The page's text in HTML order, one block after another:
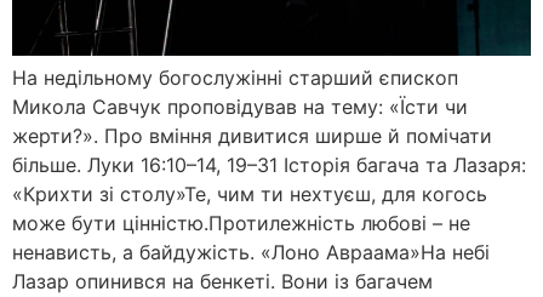
На недільному богослужінні старший єпископ
Микола Савчук проповідував на тему: «Їсти чи
жерти?». Про вміння дивитися ширше й помічати
більше. Луки 16:10–14, 19–31 Історія багача та Лазаря:
«Крихти зі столу»Те, чим ти нехтуєш, для когось
може бути цінністю.Протилежність любові – не
ненависть, а байдужість. «Лоно Авраама»На небі
Лазар опинився на бенкеті. Вони із багачем